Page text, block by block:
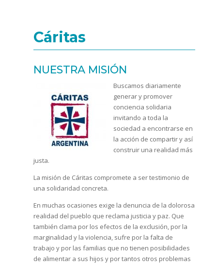
Cáritas
NUESTRA MISIÓN
Buscamos diariamente
generar y promover
conciencia solidaria
invitando a toda la
sociedad a encontrarse en
la acción de compartir y así
construir una realidad más
justa.
La misión de Cáritas compromete a ser testimonio de
una solidaridad concreta.
En muchas ocasiones exige la denuncia de la dolorosa
realidad del pueblo que reclama justicia y paz. Que
también clama por los efectos de la exclusión, por la
marginalidad y la violencia, sufre por la falta de
trabajo y por las familias que no tienen posibilidades
de alimentar a sus hijos y por tantos otros problemas